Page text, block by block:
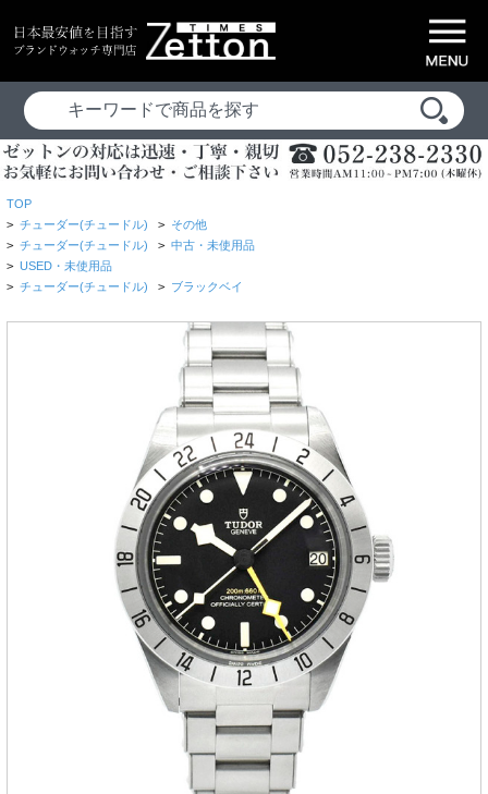
TOP
> チューダー(チュードル) > その他
> チューダー(チュードル) > 中古・未使用品
> USED・未使用品
> チューダー(チュードル) > ブラックベイ